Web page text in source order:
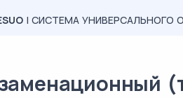
| СИСТЕМА УНИВЕРСАЛЬНОГО